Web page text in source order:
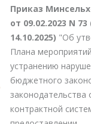
Приказ
от 09.02.2023 N
14.10.2025) "Об
Плана
устранению
бюджетного
законодательства
контрактной